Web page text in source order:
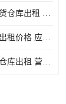
健身器材类代发货仓库出租 租期灵活 新媒体平台配套
家具类短租仓库出租价格 应用广泛 智能电商配套
休闲食品类托管仓库出租 营造良好环境氛围 垂直电商配套